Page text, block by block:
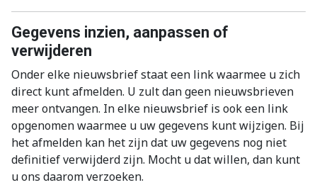
Gegevens inzien, aanpassen of
verwijderen
Onder elke nieuwsbrief staat een link waarmee u zich
direct kunt afmelden. U zult dan geen nieuwsbrieven
meer ontvangen. In elke nieuwsbrief is ook een link
opgenomen waarmee u uw gegevens kunt wijzigen. Bij
het afmelden kan het zijn dat uw gegevens nog niet
definitief verwijderd zijn. Mocht u dat willen, dan kunt
u ons daarom verzoeken.